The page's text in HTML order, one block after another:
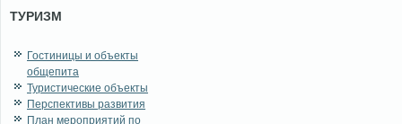
ТУРИЗМ
Гостиницы и объекты
общепита
Туристические объекты
Перспективы развития
План мероприятий по